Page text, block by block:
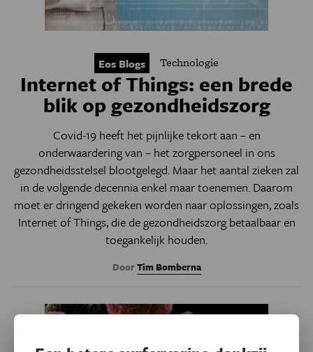
Eos Blogs Technologie
Internet of Things: een brede
blik op gezondheidszorg
Covid-19 heeft het pijnlijke tekort aan – en
onderwaardering van – het zorgpersoneel in ons
gezondheidsstelsel blootgelegd. Maar het aantal zieken zal
in de volgende decennia enkel maar toenemen. Daarom
moet er dringend gekeken worden naar oplossingen, zoals
Internet of Things, die de gezondheidszorg betaalbaar en
toegankelijk houden.
DoorTim Bomberna